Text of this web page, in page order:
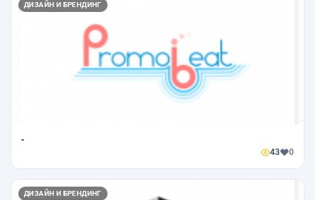
ДИЗАЙН И БРЕНДИНГ
-
43 0
ДИЗАЙН И БРЕНДИНГ